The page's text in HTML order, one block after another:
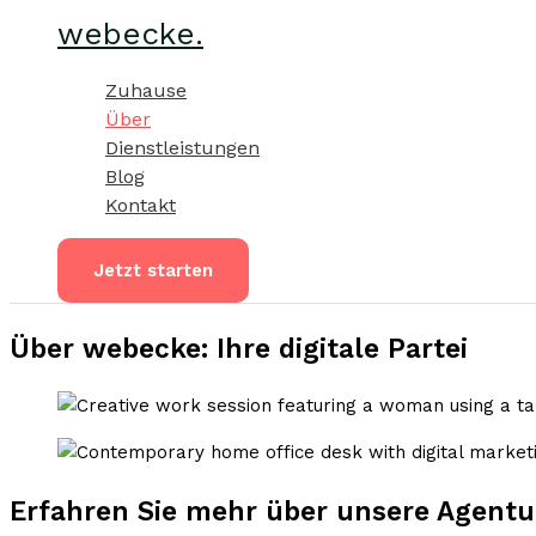
Inhaltwebecke.
Zuhause
Über
Dienstleistungen
Blog
Kontakt
Jetzt starten
Über webecke: Ihre digitale Partei
Erfahren Sie mehr über unsere